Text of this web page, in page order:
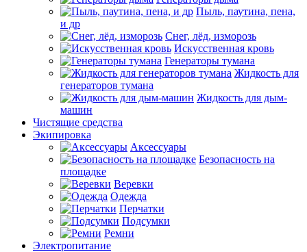
Пыль, паутина, пена,
и др
Снег, лёд, изморозь
Искусственная кровь
Генераторы тумана
Жидкость для
генераторов тумана
Жидкость для дым-
машин
Чистящие средства
Экипировка
Аксессуары
Безопасность на
площадке
Веревки
Одежда
Перчатки
Подсумки
Ремни
Электропитание